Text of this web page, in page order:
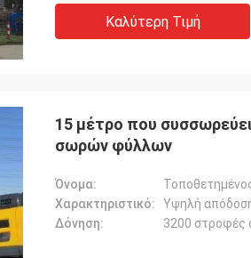
Καλύτερη Τιμή
15 μέτρο που
σωρών φύλλων
Όνομα:
Χαρακτηριστικό:
Υψηλή
Δόνηση:
3200 στροφές